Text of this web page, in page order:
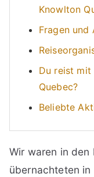
Knowlton
Fragen und
Du reist mit
Quebec?
Beliebte
Wir waren in den
übernachteten in